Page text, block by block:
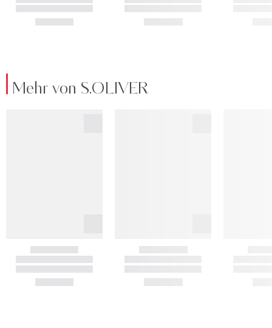
Mehr von S.OLIVER